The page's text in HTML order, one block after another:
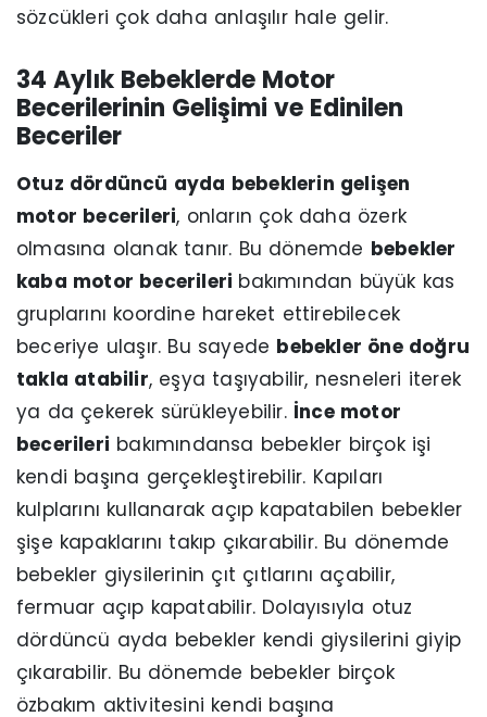
sözcükleri çok daha anlaşılır hale gelir.
34 Aylık Bebeklerde Motor
Becerilerinin Gelişimi ve Edinilen
Beceriler
Otuz dördüncü ayda bebeklerin gelişen
motor becerileri, onların çok daha özerk
olmasına olanak tanır. Bu dönemde bebekler
kaba motor becerileri bakımından büyük kas
gruplarını koordine hareket ettirebilecek
beceriye ulaşır. Bu sayede bebekler öne doğru
takla atabilir, eşya taşıyabilir, nesneleri iterek
ya da çekerek sürükleyebilir. İnce motor
becerileri bakımındansa bebekler birçok işi
kendi başına gerçekleştirebilir. Kapıları
kulplarını kullanarak açıp kapatabilen bebekler
şişe kapaklarını takıp çıkarabilir. Bu dönemde
bebekler giysilerinin çıt çıtlarını açabilir,
fermuar açıp kapatabilir. Dolayısıyla otuz
dördüncü ayda bebekler kendi giysilerini giyip
çıkarabilir. Bu dönemde bebekler birçok
özbakım aktivitesini kendi başına